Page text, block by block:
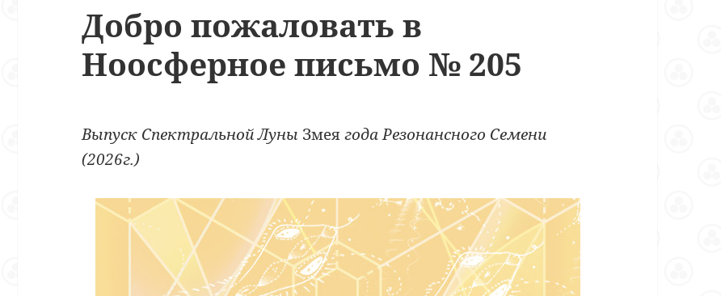
Добро пожаловать в
Ноосферное письмо № 205
Выпуск Спектральной Луны Змеягода Резонансного Семени
(2026г.)